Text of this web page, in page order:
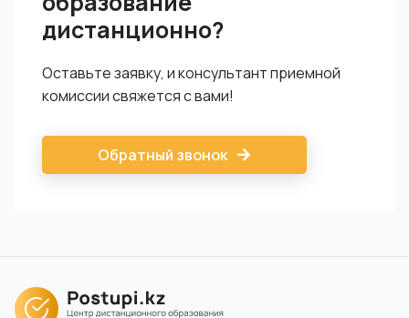
дистанционно?
Оставьте заявку, и консультант приемной
комиссии свяжется с вами!
Обратный звонок